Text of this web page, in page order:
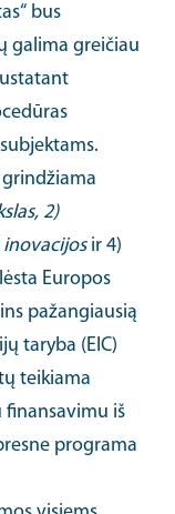
bus
galima greičiau
grindžiama
2)
ir 4)
Europos
pažangiausią
taryba (EIC)
teikiama
iš
programa